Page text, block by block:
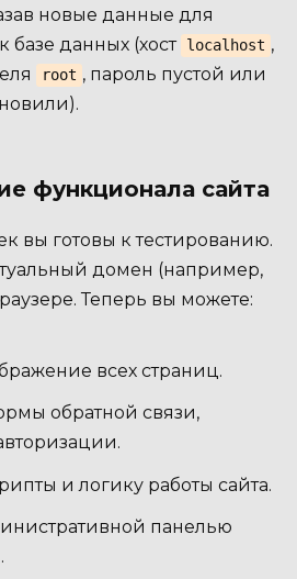
новые данные для
данных (хост localhost ,
root , пароль пустой или
функционала сайта
вы готовы к тестированию.
домен (например,
Теперь вы можете:
всех страниц.
обратной связи,
и логику работы сайта.
панелью